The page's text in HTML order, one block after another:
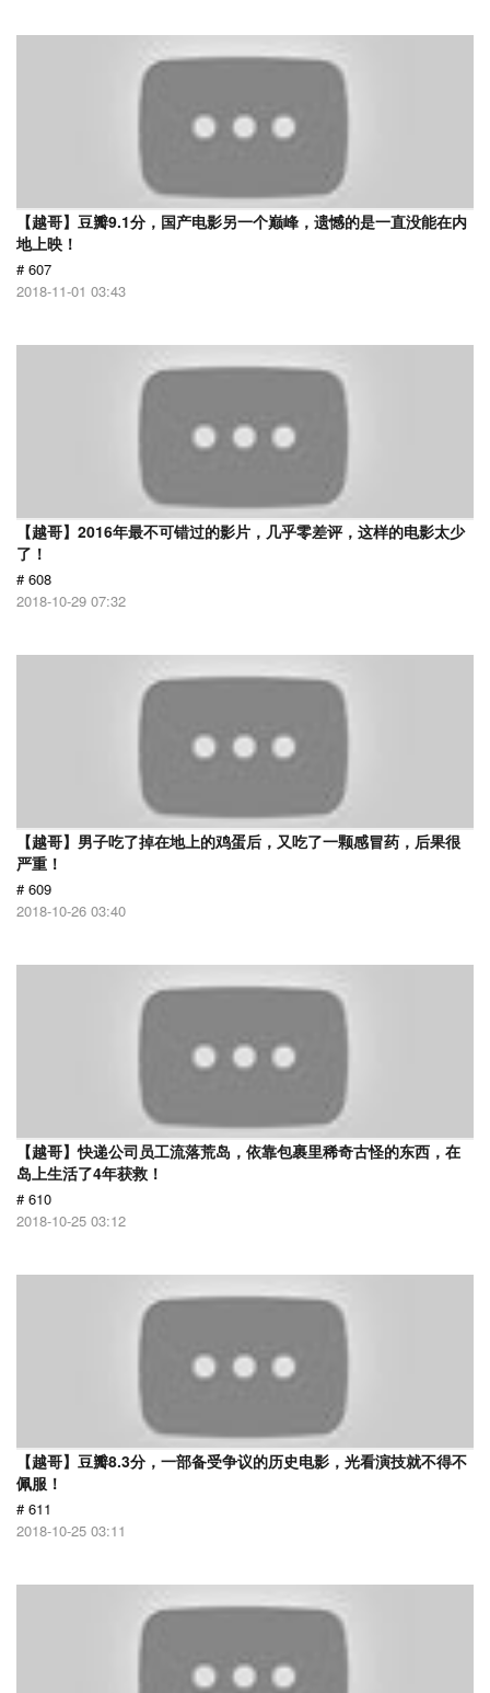
【越哥】豆瓣9.1分，国产电影另一个巅峰，遗憾的是一直没能在内
地上映！
# 607
2018-11-01 03:43
【越哥】2016年最不可错过的影片，几乎零差评，这样的电影太少
了！
# 608
2018-10-29 07:32
【越哥】男子吃了掉在地上的鸡蛋后，又吃了一颗感冒药，后果很
严重！
# 609
2018-10-26 03:40
【越哥】快递公司员工流落荒岛，依靠包裹里稀奇古怪的东西，在
岛上生活了4年获救！
# 610
2018-10-25 03:12
【越哥】豆瓣8.3分，一部备受争议的历史电影，光看演技就不得不
佩服！
# 611
2018-10-25 03:11